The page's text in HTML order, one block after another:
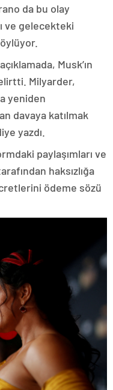
da bu olay
ve gelecekteki
Musk’ın
Milyarder,
yeniden
davaya katılmak
yazdı.
paylaşımları ve
haksızlığa
ödeme sözü